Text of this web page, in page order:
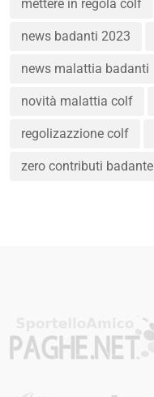
mettere in regola colf
news badanti 2023
news malattia badanti
novità malattia colf
regolizazzione colf
zero contributi badante